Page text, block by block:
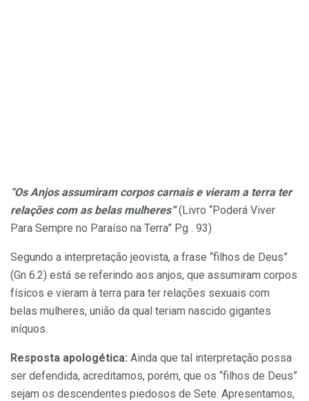
“Os Anjos assumiram corpos carnais e vieram a terra ter
relações com as belas mulheres” (Livro “Poderá Viver
Para Sempre no Paraíso na Terra” Pg . 93)
Segundo a interpretação jeovista, a frase “filhos de Deus”
(Gn 6.2) está se referindo aos anjos, que assumiram corpos
físicos e vieram à terra para ter relações sexuais com
belas mulheres, união da qual teriam nascido gigantes
iníquos.
Resposta apologética: Ainda que tal interpretação possa
ser defendida, acreditamos, porém, que os “filhos de Deus”
sejam os descendentes piedosos de Sete. Apresentamos,